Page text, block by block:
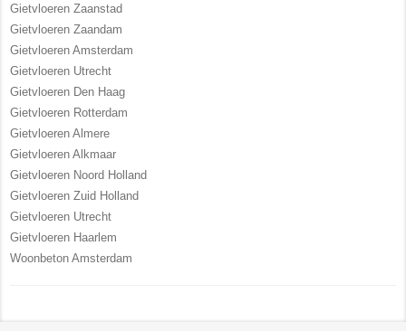
Gietvloeren Zaanstad
Gietvloeren Zaandam
Gietvloeren Amsterdam
Gietvloeren Utrecht
Gietvloeren Den Haag
Gietvloeren Rotterdam
Gietvloeren Almere
Gietvloeren Alkmaar
Gietvloeren Noord Holland
Gietvloeren Zuid Holland
Gietvloeren Utrecht
Gietvloeren Haarlem
Woonbeton Amsterdam